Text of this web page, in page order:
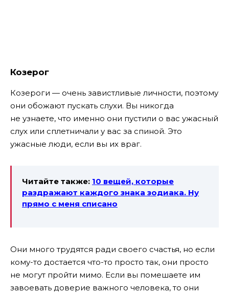
Козерог
Козероги — очень завистливые личности, поэтому
они обожают пускать слухи. Вы никогда
не узнаете, что именно они пустили о вас ужасный
слух или сплетничали у вас за спиной. Это
ужасные люди, если вы их враг.
Читайте также: 10 вещей, которые
раздражают каждого знака зодиака. Ну
прямо с меня списано
Они много трудятся ради своего счастья, но если
кому-то достается что-то просто так, они просто
не могут пройти мимо. Если вы помешаете им
завоевать доверие важного человека, то они